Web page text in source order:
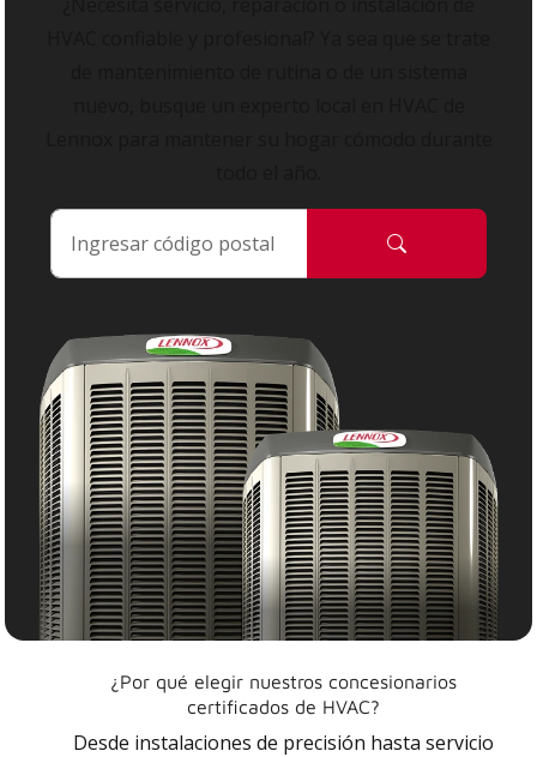
¿Por qué elegir nuestros concesionarios
certificados de HVAC?
Desde instalaciones de precisión hasta servicio